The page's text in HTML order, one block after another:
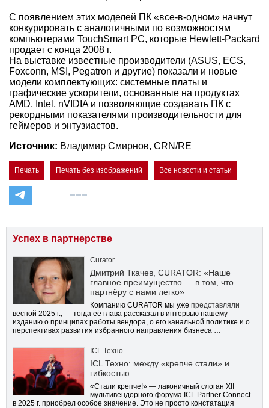
С появлением этих моделей ПК «все-в-одном» начнут
конкурировать с аналогичными по возможностям
компьютерами TouchSmart PC, которые Hewlett-Packard
продает с конца 2008 г.
На выставке известные производители (ASUS, ECS,
Foxconn, MSI, Pegatron и другие) показали и новые
модели комплектующих: системные платы и
графические ускорители, основанные на продуктах
AMD, Intel, nVIDIA и позволяющие создавать ПК с
рекордными показателями производительности для
геймеров и энтузиастов.
Источник: Владимир Смирнов, CRN/RE
Печать Печать без изображений Все новости и статьи
Успех в партнерстве
Curator
Дмитрий Ткачев, CURATOR: «Наше
главное преимущество — в том, что
партнёру с нами легко»
Компанию CURATOR мы уже представляли
весной 2025 г., — тогда её глава рассказал в интервью нашему
изданию о принципах работы вендора, о его канальной политике и о
перспективах развития избранного направления бизнеса …
ICL Техно
ICL Техно: между «крепче стали» и
гибкостью
«Стали крепче!» — лаконичный слоган XII
мультивендорного форума ICL Partner Connect
в 2025 г. приобрел особое значение. Это не просто констатация